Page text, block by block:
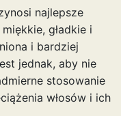
najlepsze
gładkie i
i bardziej
jednak, aby nie
stosowanie
włosów i ich